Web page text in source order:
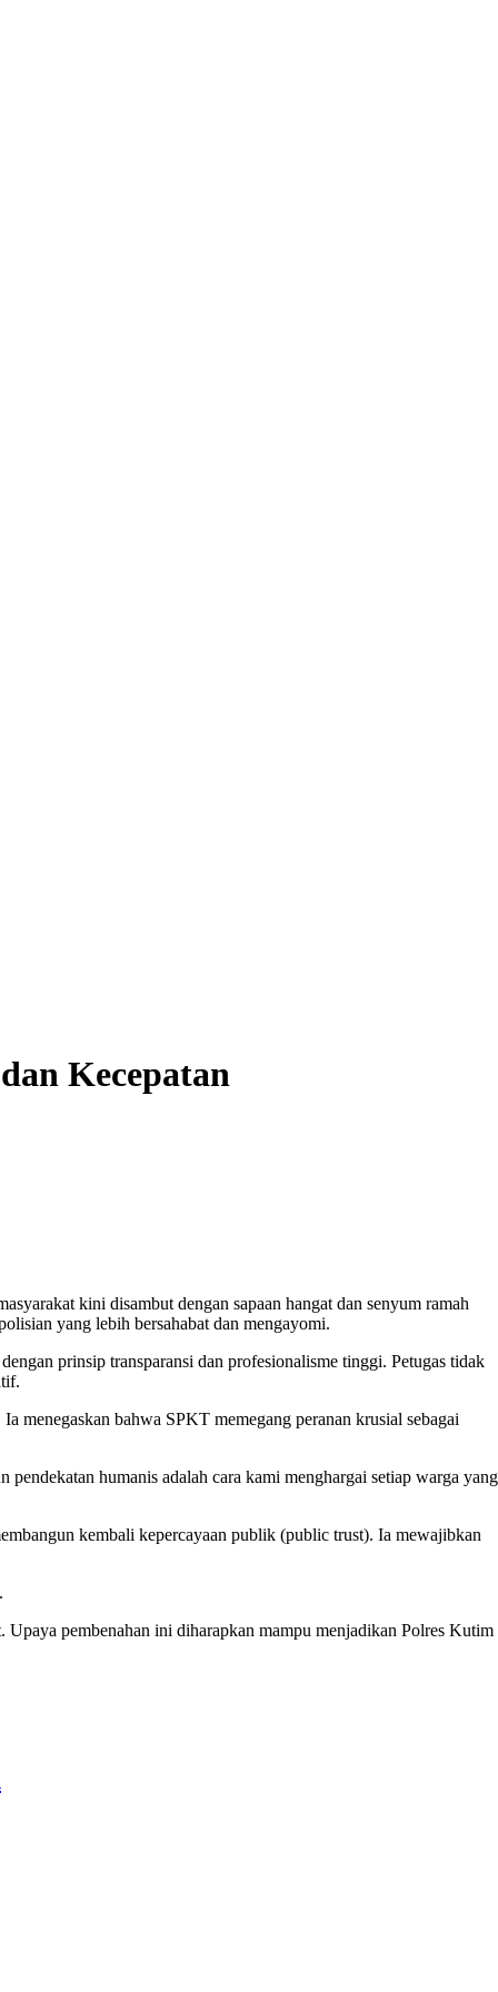
Kecepatan
kini disambut dengan sapaan hangat dan senyum ramah
yang lebih bersahabat dan mengayomi.
prinsip transparansi dan profesionalisme tinggi. Petugas tidak
menegaskan bahwa SPKT memegang peranan krusial sebagai
humanis adalah cara kami menghargai setiap warga yang
kembali kepercayaan publik (public trust). Ia mewajibkan
Upaya pembenahan ini diharapkan mampu menjadikan Polres Kutim